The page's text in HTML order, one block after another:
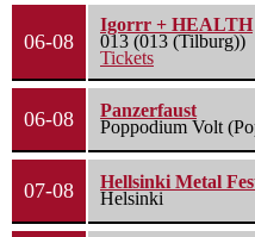
06-08
Igorrr + HEALTH
013 (013 (Tilburg))
Tickets
06-08
Panzerfaust
Poppodium Volt
07-08
Hellsinki Metal
Helsinki